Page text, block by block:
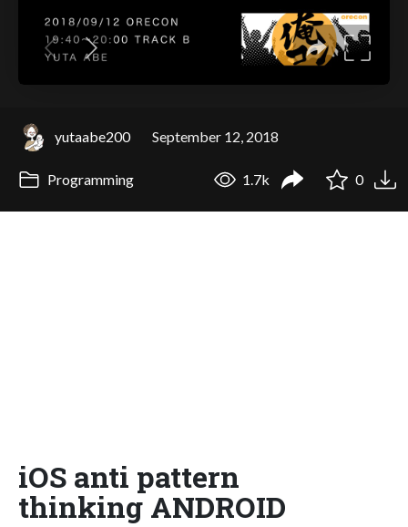
yutaabe200 September 12, 2018
Programming 1.7k 0
iOS anti pattern
thinking ANDROID